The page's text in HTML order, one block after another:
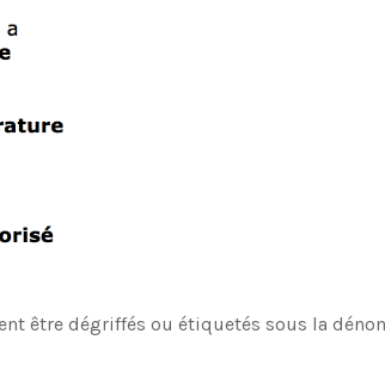
être dégriffés ou étiquetés sous la